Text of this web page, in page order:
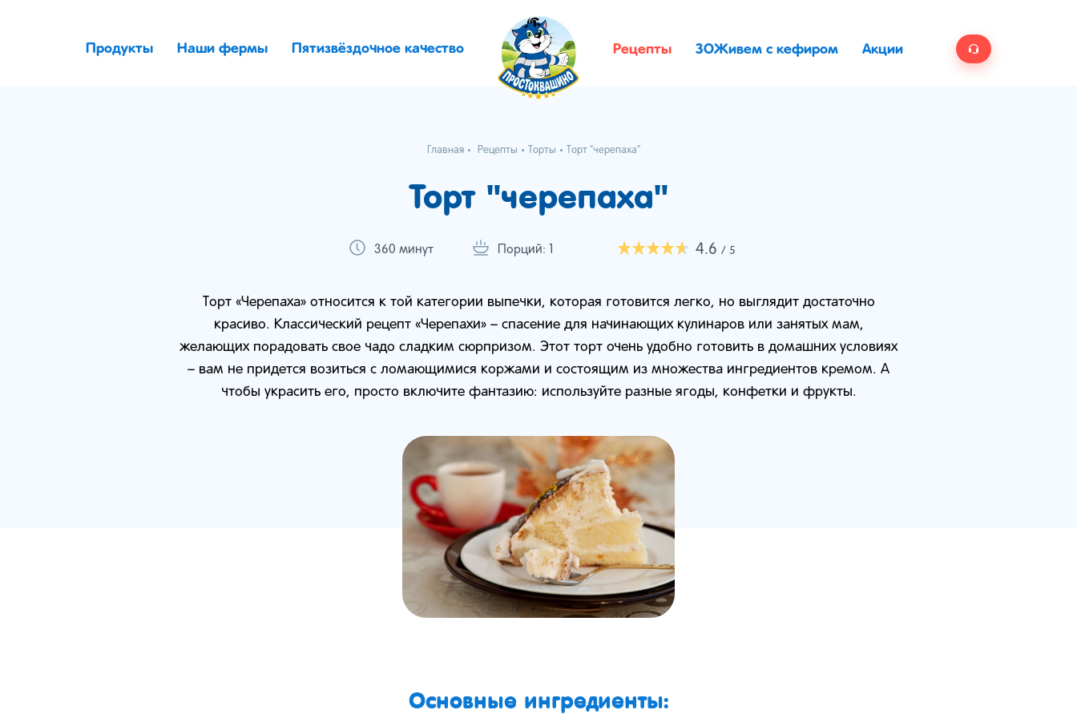
Продукты Наши фермы Пятизвёздочное качество Рецепты ЗОЖивем с кефиром Акции
Главная Рецепты Торты Торт "черепаха"
Торт "черепаха"
360 минут Порций: 1 4.6 / 5
Торт «Черепаха» относится к той категории выпечки, которая готовится легко, но выглядит достаточно
красиво. Классический рецепт «Черепахи» – спасение для начинающих кулинаров или занятых мам,
желающих порадовать свое чадо сладким сюрпризом. Этот торт очень удобно готовить в домашних условиях
– вам не придется возиться с ломающимися коржами и состоящим из множества ингредиентов кремом. А
чтобы украсить его, просто включите фантазию: используйте разные ягоды, конфетки и фрукты.
Основные ингредиенты: